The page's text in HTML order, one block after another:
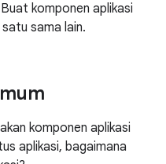
komponen aplikasi
sama lain.
komponen aplikasi
aplikasi, bagaimana